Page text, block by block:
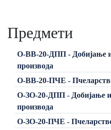
Предмети
О-ВВ-20-ДПП - Добијање
производа
О-ВВ-20-ПЧЕ -
О-ЗО-20-ДПП - Добијање
производа
О-ЗО-20-ПЧЕ -